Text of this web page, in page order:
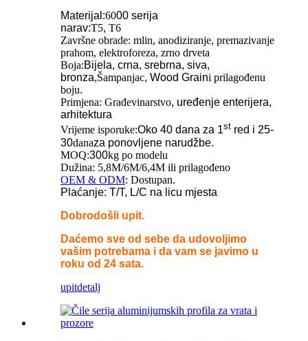
Materijal:6000 serija
narav:T5, T6
Završne obrade: mlin, anodiziranje, premazivanje
prahom, elektroforeza, zrno drveta
Boja:Bijela, crna, srebrna, siva,
bronza,Šampanjac, Wood Graini prilagođenu
boju.
Primjena: Građevinarstvo, uređenje enterijera,
arhitektura
Vrijeme isporuke:Oko 40 dana za 1st red i 25-
30danaza ponovljene narudžbe.
MOQ:300kg po modelu
Dužina: 5,8M/6M/6,4M ili prilagođeno
OEM & ODM: Dostupan.
Plaćanje: T/T, L/C na licu mjesta
Dobrodošli upit.
Daćemo sve od sebe da udovoljimo
vašim potrebama i da vam se javimo u
roku od 24 sata.
upitdetalj